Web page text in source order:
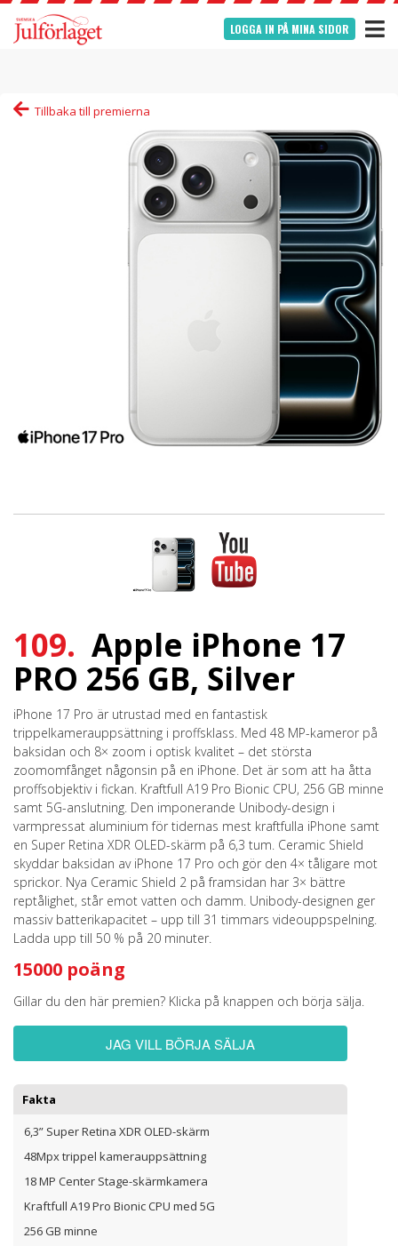
LOGGA IN PÅ MINA SIDOR
Tillbaka till premierna
109. Apple iPhone 17
PRO 256 GB, Silver
iPhone 17 Pro är utrustad med en fantastisk
trippelkamerauppsättning i proffsklass. Med 48 MP-kameror på
baksidan och 8× zoom i optisk kvalitet – det största
zoomomfånget någonsin på en iPhone. Det är som att ha åtta
proffsobjektiv i fickan. Kraftfull A19 Pro Bionic CPU, 256 GB minne
samt 5G-anslutning. Den imponerande Unibody-design i
varmpressat aluminium för tidernas mest kraftfulla iPhone samt
en Super Retina XDR OLED-skärm på 6,3 tum. Ceramic Shield
skyddar baksidan av iPhone 17 Pro och gör den 4× tåligare mot
sprickor. Nya Ceramic Shield 2 på framsidan har 3× bättre
reptålighet, står emot vatten och damm. Unibody-designen ger
massiv batterikapacitet – upp till 31 timmars videouppspelning.
Ladda upp till 50 % på 20 minuter.
15000 poäng
Gillar du den här premien? Klicka på knappen och börja sälja.
JAG VILL BÖRJA SÄLJA
Fakta
6,3” Super Retina XDR OLED-skärm
48Mpx trippel kamerauppsättning
18 MP Center Stage-skärmkamera
Kraftfull A19 Pro Bionic CPU med 5G
256 GB minne